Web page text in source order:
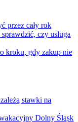
przez cały rok
czy usługa
kroku, gdy zakup nie
stawki na
Dolny Śląsk